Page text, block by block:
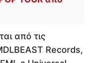
από τις
Records,